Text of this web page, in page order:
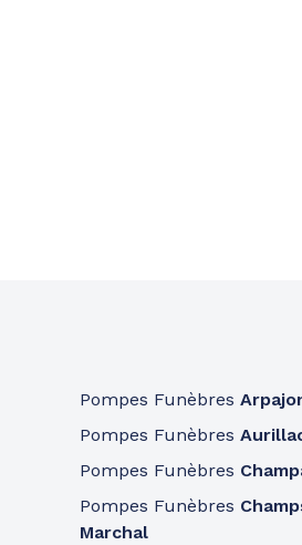
Pompes Funèbres
Pompes Funèbres
Pompes Funèbres
Pompes Funèbres
Marchal